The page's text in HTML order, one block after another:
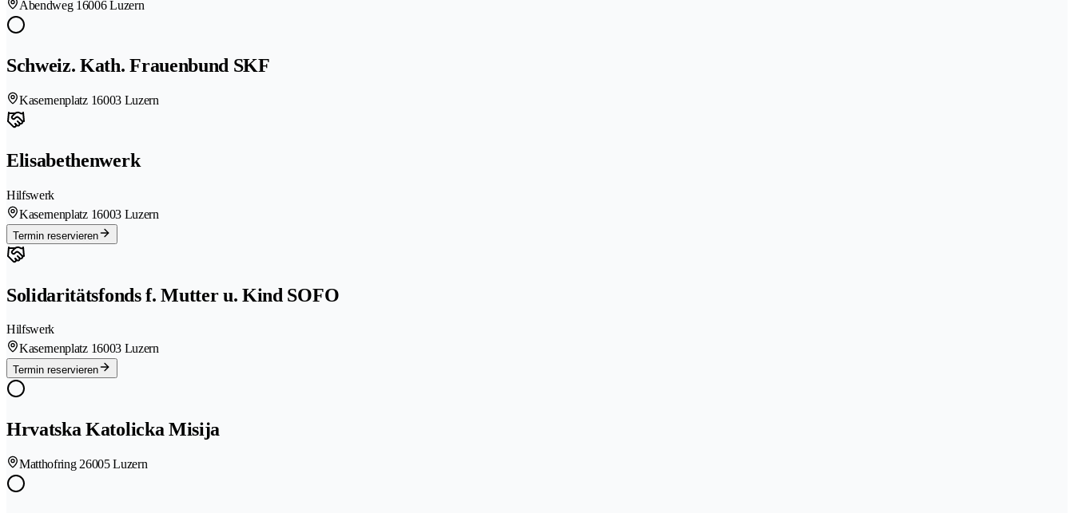
Abendweg 16006 Luzern
Schweiz. Kath. Frauenbund SKF
Kasernenplatz 16003 Luzern
Elisabethenwerk
Hilfswerk
Kasernenplatz 16003 Luzern
Termin reservieren
Solidaritätsfonds f. Mutter u. Kind SOFO
Hilfswerk
Kasernenplatz 16003 Luzern
Termin reservieren
Hrvatska Katolicka Misija
Matthofring 26005 Luzern